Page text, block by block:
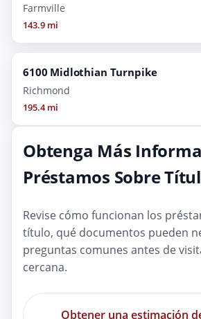
Farmville
143.9 mi
6100 Midlothian Turnpike
Richmond
195.4 mi
Obtenga Más
Préstamos Sobre
Revise cómo funcionan los
título, qué documentos pueden
preguntas comunes antes de
cercana.
Obtener una estimación